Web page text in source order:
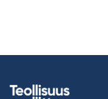
kehittämishankkeita.